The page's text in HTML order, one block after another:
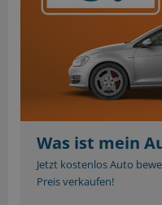
Was ist mein
Jetzt kostenlos Auto
Preis verkaufen!